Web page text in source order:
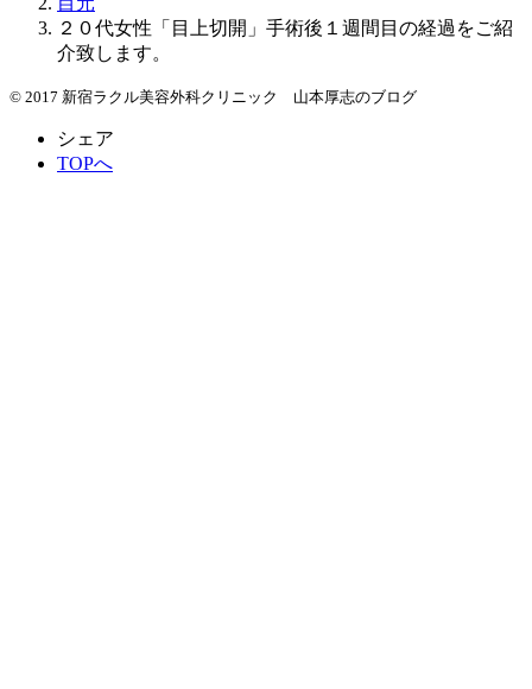
２０代女性「目上切開」手術後１週間目の経過をご紹
介致します。
© 2017 新宿ラクル美容外科クリニック 山本厚志のブログ
シェア
TOPへ